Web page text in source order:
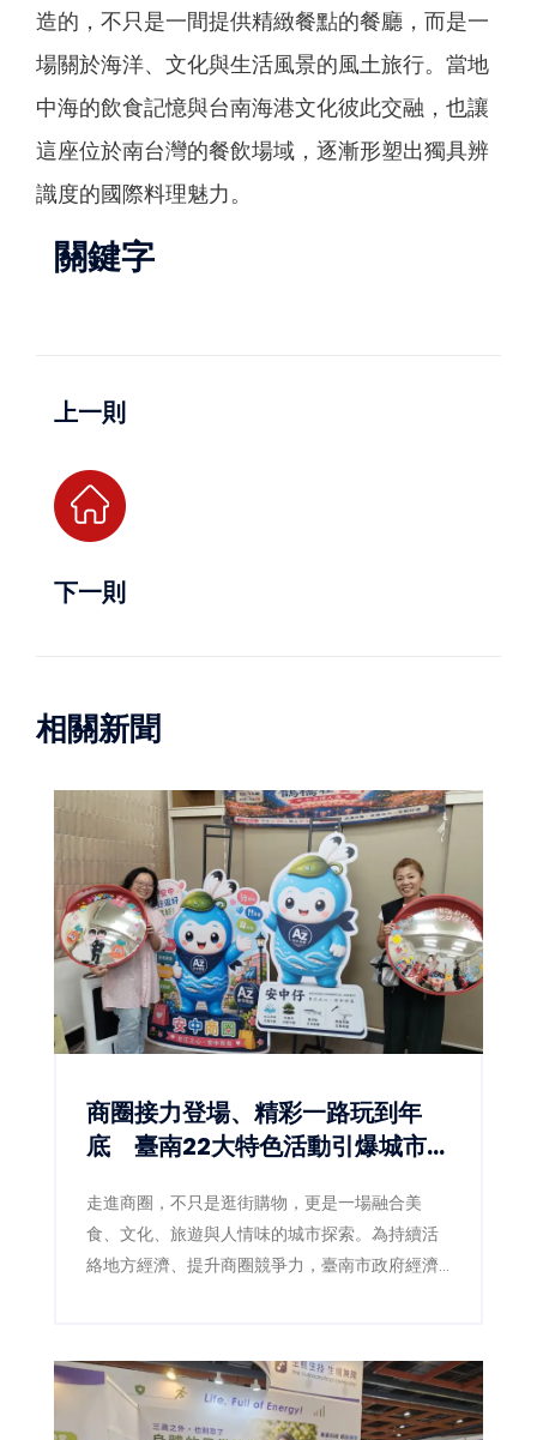
造的，不只是一間提供精緻餐點的餐廳，而是一
場關於海洋、文化與生活風景的風土旅行。當地
中海的飲食記憶與台南海港文化彼此交融，也讓
這座位於南台灣的餐飲場域，逐漸形塑出獨具辨
識度的國際料理魅力。
關鍵字
上一則
下一則
相關新聞
商圈接力登場、精彩一路玩到年
底 臺南22大特色活動引爆城市消
走進商圈，不只是逛街購物，更是一場融合美
食、文化、旅遊與人情味的城市探索。為持續活
絡地方經濟、提升商圈競爭力，臺南市政府經濟
節等節慶氛圍，串聯文化走讀、美食饗宴、親子
體驗、生態旅遊、寵物嘉年華及低碳輕旅行等多
元主題，邀請全國民眾走進臺南巷弄，感受最具